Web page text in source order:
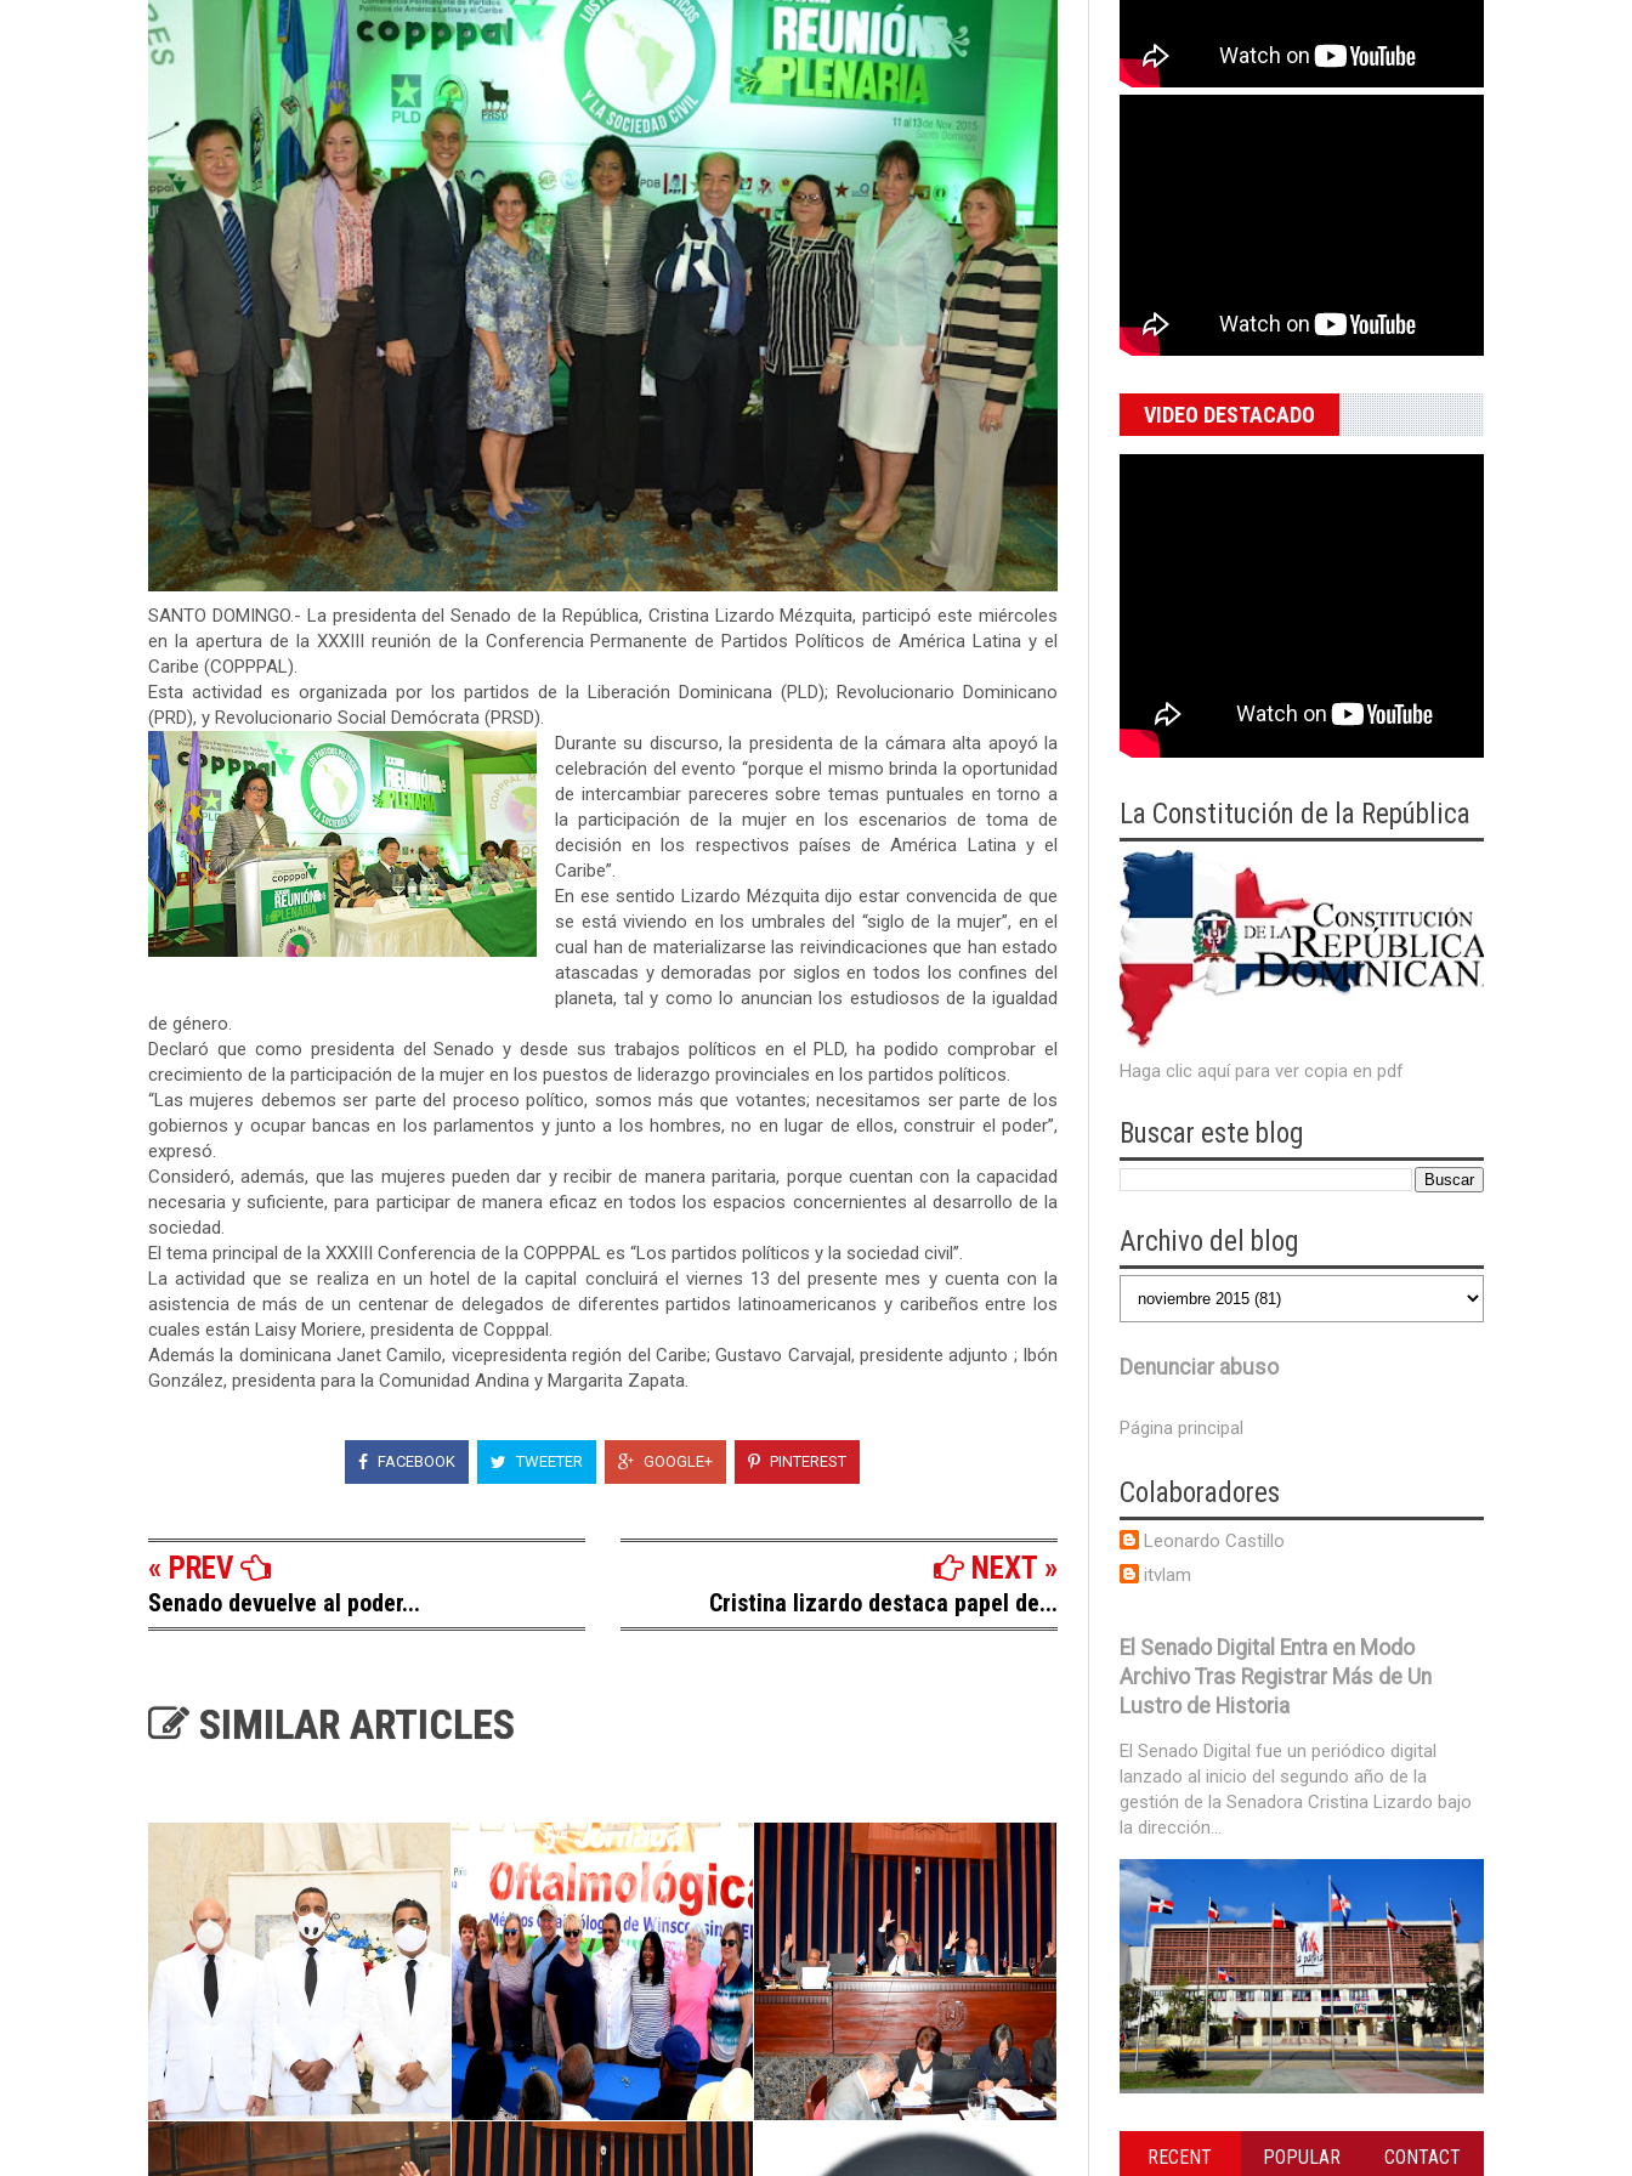
SANTO DOMINGO.- La presidenta del Senado de la República, Cristina Lizardo Mézquita, participó este miércoles
en la apertura de la XXXIII reunión de la Conferencia Permanente de Partidos Políticos de América Latina y el
Caribe (COPPPAL).
Esta actividad es organizada por los partidos de la Liberación Dominicana (PLD); Revolucionario Dominicano
(PRD), y Revolucionario Social Demócrata (PRSD).
Durante su discurso, la presidenta de la cámara alta apoyó la
celebración del evento “porque el mismo brinda la oportunidad
de intercambiar pareceres sobre temas puntuales en torno a
la participación de la mujer en los escenarios de toma de
decisión en los respectivos países de América Latina y el
Caribe”.
En ese sentido Lizardo Mézquita dijo estar convencida de que
se está viviendo en los umbrales del “siglo de la mujer”, en el
cual han de materializarse las reivindicaciones que han estado
atascadas y demoradas por siglos en todos los confines del
planeta, tal y como lo anuncian los estudiosos de la igualdad
de género.
Declaró que como presidenta del Senado y desde sus trabajos políticos en el PLD, ha podido comprobar el
crecimiento de la participación de la mujer en los puestos de liderazgo provinciales en los partidos políticos.
“Las mujeres debemos ser parte del proceso político, somos más que votantes; necesitamos ser parte de los
gobiernos y ocupar bancas en los parlamentos y junto a los hombres, no en lugar de ellos, construir el poder”,
expresó.
Consideró, además, que las mujeres pueden dar y recibir de manera paritaria, porque cuentan con la capacidad
necesaria y suficiente, para participar de manera eficaz en todos los espacios concernientes al desarrollo de la
sociedad.
El tema principal de la XXXIII Conferencia de la COPPPAL es “Los partidos políticos y la sociedad civil”.
La actividad que se realiza en un hotel de la capital concluirá el viernes 13 del presente mes y cuenta con la
asistencia de más de un centenar de delegados de diferentes partidos latinoamericanos y caribeños entre los
cuales están Laisy Moriere, presidenta de Copppal.
Además la dominicana Janet Camilo, vicepresidenta región del Caribe; Gustavo Carvajal, presidente adjunto ; Ibón
González, presidenta para la Comunidad Andina y Margarita Zapata.
FACEBOOK TWEETER GOOGLE+ PINTEREST
« PREV
Senado devuelve al poder...
NEXT »
Cristina lizardo destaca papel de...
SIMILAR ARTICLES
VIDEO DESTACADO
La Constitución de la República
Haga clic aquí para ver copia en pdf
Buscar este blog
Archivo del blog
Denunciar abuso
Página principal
Colaboradores
Leonardo Castillo
itvlam
El Senado Digital Entra en Modo
Archivo Tras Registrar Más de Un
Lustro de Historia
El Senado Digital fue un periódico digital
lanzado al inicio del segundo año de la
gestión de la Senadora Cristina Lizardo bajo
la dirección...
RECENT POPULAR CONTACT